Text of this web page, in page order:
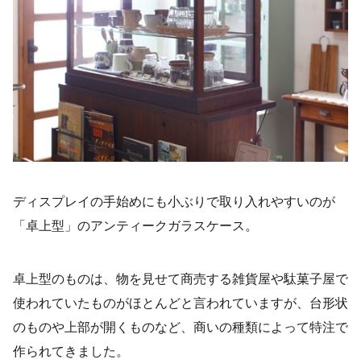
ディスプレイの手始めにも小ぶりで取り入れやすいのが
「卓上型」のアンティークガラスケース。
卓上型のものは、物を見せて商売する雑貨屋や駄菓子屋で
使われていたものがほとんどと言われていますが、台形状
のものや上部が開くものなど、商いの種類によって特注で
作られてきました。